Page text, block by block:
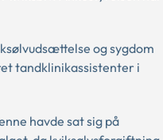
og sygdom
tandklinikassistenter i
havde sat sig på